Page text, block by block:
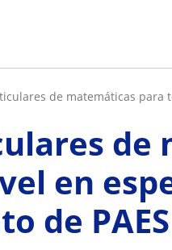
de matemáticas para
de
en
de PAES